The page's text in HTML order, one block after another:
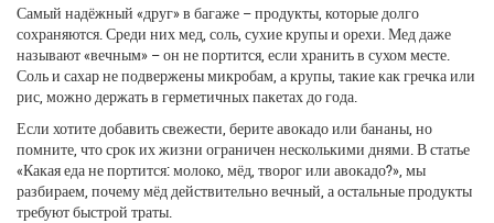
Самый надёжный «друг» в багаже – продукты, которые долго
сохраняются. Среди них мед, соль, сухие крупы и орехи. Мед даже
называют «вечным» – он не портится, если хранить в сухом месте.
Соль и сахар не подвержены микробам, а крупы, такие как гречка или
рис, можно держать в герметичных пакетах до года.
Если хотите добавить свежести, берите авокадо или бананы, но
помните, что срок их жизни ограничен несколькими днями. В статье
«Какая еда не портится: молоко, мёд, творог или авокадо?», мы
разбираем, почему мёд действительно вечный, а остальные продукты
требуют быстрой траты.